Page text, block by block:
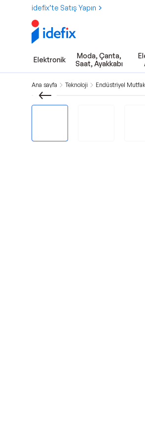
idefix’te Satış Yapın
Elektronik
Moda, Çanta,
Saat, Ayakkabı
Ana sayfa Teknoloji Endüstriyel